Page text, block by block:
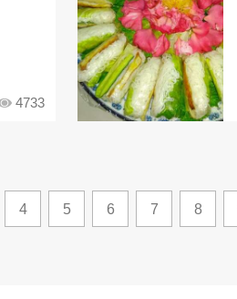
4733
4 5 6 7 8